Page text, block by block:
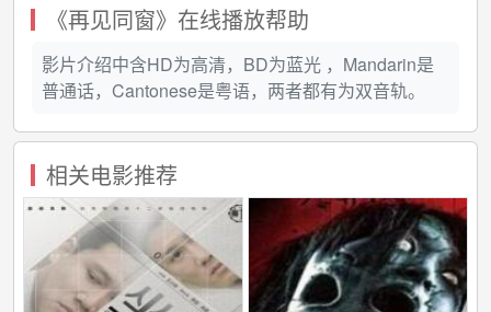
《再见同窗》在线播放帮助
影片介绍中含HD为高清，BD为蓝光 ，Mandarin是
普通话，Cantonese是粤语，两者都有为双音轨。
相关电影推荐